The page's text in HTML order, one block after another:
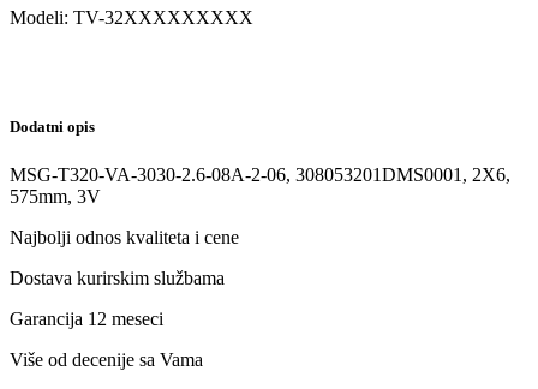
Modeli: TV-32XXXXXXXXX
Dodatni opis
MSG-T320-VA-3030-2.6-08A-2-06, 308053201DMS0001, 2X6,
575mm, 3V
Najbolji odnos kvaliteta i cene
Dostava kurirskim službama
Garancija 12 meseci
Više od decenije sa Vama